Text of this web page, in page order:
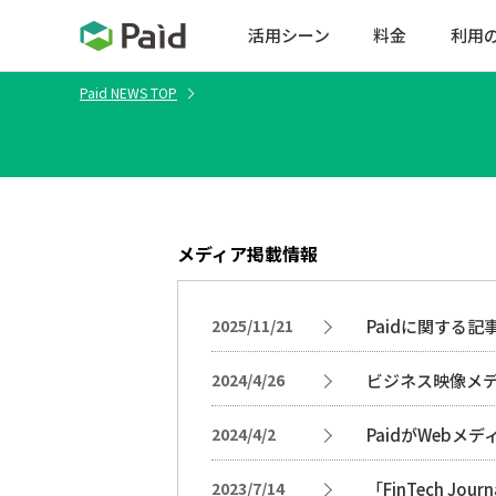
活用シーン 料金 利用
Paid NEWS TOP
メディア掲載情報
2025/11/21 Paidに関する記
2024/4/26 ビジネス映像メ
2024/4/2 PaidがWebメデ
2023/7/14 「FinTech